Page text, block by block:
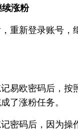
涨粉
重新登录账号，
记易欧密码后，按
了涨粉任务。
记密码后，因为操